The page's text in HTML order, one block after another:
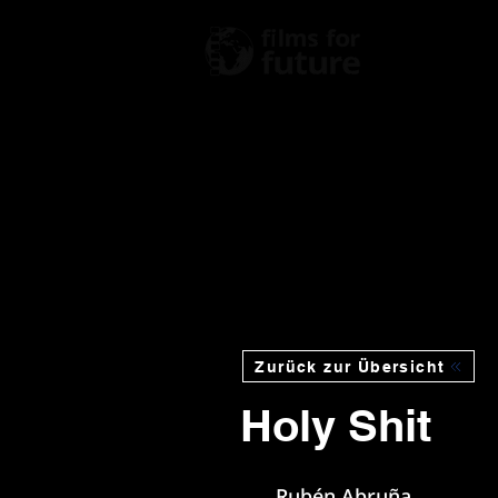
Zurück zur Übersicht
Holy Shit